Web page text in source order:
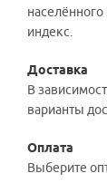
индекс.
Доставка
В
варианты
Оплата
Выберите